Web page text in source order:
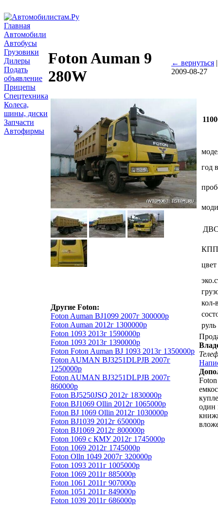
Главная
Автомобили
Автобусы
Грузовики
Дилеры
Подать
объявление
Прицепы
Спецтехника
Колеса,
шины, диски
Запчасти
Автофирмы
Foton Auman 9
280W
← вернуться
2009-08-27
Другие Foton:
Foton Auman BJ1099 2007г 300000р
Foton Auman 2012г 1300000р
Foton 1093 2013г 1590000р
Foton 1093 2013г 1390000р
Foton Foton Auman BJ 1093 2013г 1350000р
Foton AUMAN BJ3251DLPJB 2007г
1250000р
Foton AUMAN BJ3251DLPJB 2007г
860000р
Foton BJ5250JSQ 2012г 1830000р
Foton BJ1069 Ollin 2012г 1065000р
Foton BJ 1069 Ollin 2012г 1030000р
Foton BJ1039 2012г 650000р
Foton BJ1069 2012г 800000р
Foton 1069 с КМУ 2012г 1745000р
Foton 1069 2012г 1745000р
Foton Olln 1049 2007г 320000р
Foton 1093 2011г 1005000р
Foton 1069 2011г 885000р
Foton 1061 2011г 907000р
Foton 1051 2011г 849000р
Foton 1039 2011г 686000р
год
КПП
цвет
кол-
руль
один